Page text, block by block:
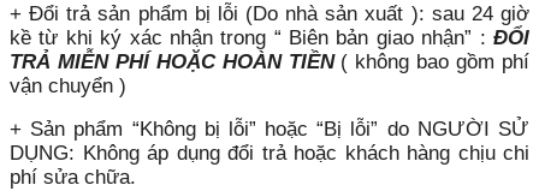
+ Đổi trả sản phẩm bị lỗi (Do nhà sản xuất ): sau 24 giờ
kề từ khi ký xác nhận trong “ Biên bản giao nhận” : ĐỔI
TRẢ MIỄN PHÍ HOẶC HOÀN TIỀN( không bao gồm phí
vận chuyển )
+ Sản phẩm “Không bị lỗi” hoặc “Bị lỗi” do NGƯỜI SỬ
DỤNG: Không áp dụng đổi trả hoặc khách hàng chịu chi
phí sửa chữa.